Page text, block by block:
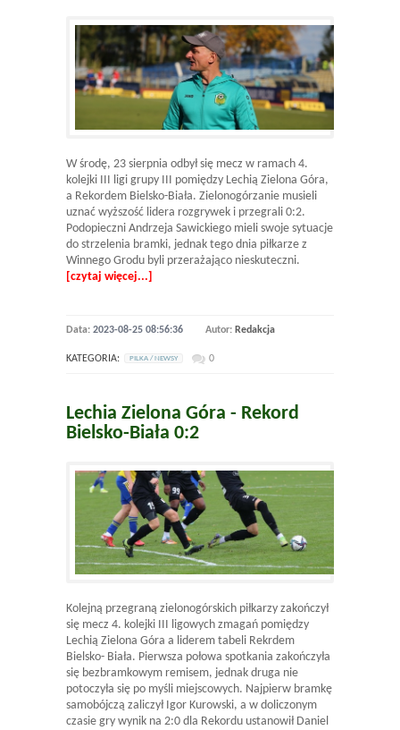
W środę, 23 sierpnia odbył się mecz w ramach 4.
kolejki III ligi grupy III pomiędzy Lechią Zielona Góra,
a Rekordem Bielsko-Biała. Zielonogórzanie musieli
uznać wyższość lidera rozgrywek i przegrali 0:2.
Podopieczni Andrzeja Sawickiego mieli swoje sytuacje
do strzelenia bramki, jednak tego dnia piłkarze z
Winnego Grodu byli przerażająco nieskuteczni.
[czytaj więcej...]
Data: 2023-08-25 08:56:36 Autor: Redakcja
KATEGORIA: PILKA / NEWSY 0
Lechia Zielona Góra - Rekord
Bielsko-Biała 0:2
Kolejną przegraną zielonogórskich piłkarzy zakończył
się mecz 4. kolejki III ligowych zmagań pomiędzy
Lechią Zielona Góra a liderem tabeli Rekrdem
Bielsko- Biała. Pierwsza połowa spotkania zakończyła
się bezbramkowym remisem, jednak druga nie
potoczyła się po myśli miejscowych. Najpierw bramkę
samobójczą zaliczył Igor Kurowski, a w doliczonym
czasie gry wynik na 2:0 dla Rekordu ustanowił Daniel